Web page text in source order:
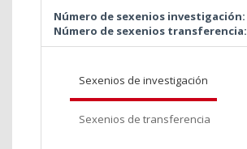
Número de sexenios investigación:
Número de sexenios transferencia:
Sexenios de investigación
Sexenios de transferencia